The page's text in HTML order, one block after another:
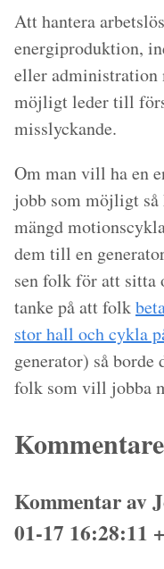
Att hantera
energiproduktion,
eller administration
möjligt leder till
misslyckande.
Om man vill ha en
jobb som möjligt så
mängd
dem till en
sen folk för att sitta
tanke på att folk
stor hall och cykla
generator) så
folk som vill jobba
Kommentar av
01-17 16:28:11